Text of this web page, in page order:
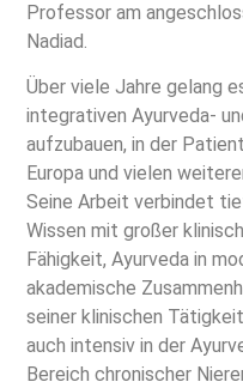
Professor am
Nadiad.
Über viele Jahre gelang
integrativen Ayurveda-
aufzubauen, in der
Europa und vielen
Seine Arbeit verbindet
Wissen mit großer
Fähigkeit, Ayurveda in
akademische
seiner klinischen
auch intensiv in der
Bereich chronischer